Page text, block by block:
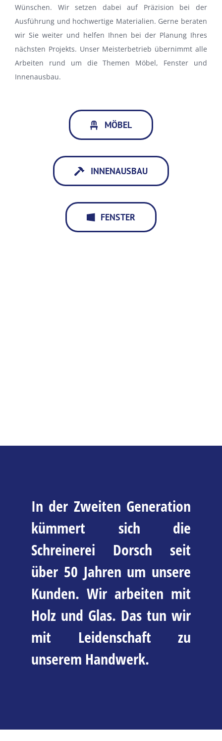
Wünschen. Wir setzen dabei auf Präzision bei der
Ausführung und hochwertige Materialien. Gerne beraten
wir Sie weiter und helfen Ihnen bei der Planung Ihres
nächsten Projekts. Unser Meisterbetrieb übernimmt alle
Arbeiten rund um die Themen Möbel, Fenster und
Innenausbau.
MÖBEL
INNENAUSBAU
FENSTER
In der Zweiten Generation
kümmert sich die
Schreinerei Dorsch seit
über 50 Jahren um unsere
Kunden. Wir arbeiten mit
Holz und Glas. Das tun wir
mit Leidenschaft zu
unserem Handwerk.